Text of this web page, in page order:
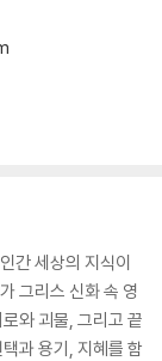
간 세상의 지식이
그리스 신화 속 영
로와 괴물, 그리고 끝
과 용기, 지혜를 함